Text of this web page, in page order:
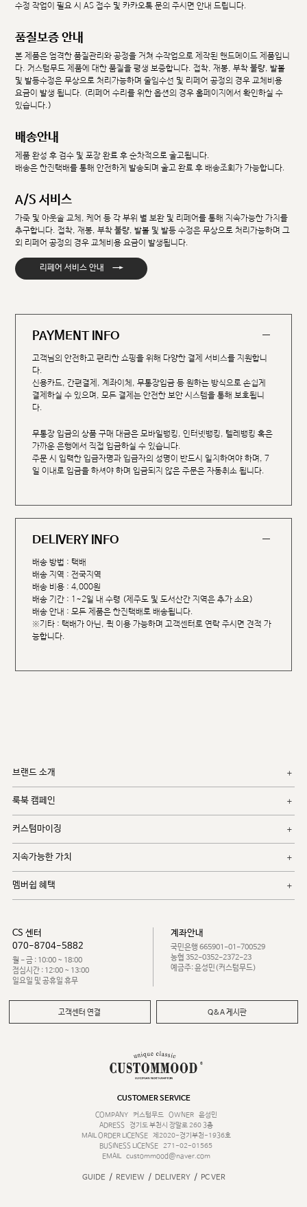
수정 작업이 필요 시 AS 접수 및 카카오톡 문의 주시면 안내 드립니다.
품질보증 안내
본 제품은 엄격한 품질관리와 공정을 거쳐 수작업으로 제작된 핸드메이드 제품입니
다. 커스텀무드 제품에 대한 품질을 평생 보증합니다. 접착, 재봉, 부착 불량, 발볼
및 발등수정은 무상으로 처리가능하며 줄임수선 및 리페어 공정의 경우 교체비용
요금이 발생 됩니다. (리페어 수리를 위한 옵션의 경우 홈페이지에서 확인하실 수
있습니다.)
배송안내
제품 완성 후 검수 및 포장 완료 후 순차적으로 출고됩니다.
배송은 한진택배를 통해 안전하게 발송되며 출고 완료 후 배송조회가 가능합니다.
A/S 서비스
가죽 및 아웃솔 교체, 케어 등 각 부위 별 보완 및 리페어를 통해 지속가능한 가치를
추구합니다. 접착, 재봉, 부착 불량, 발볼 및 발등 수정은 무상으로 처리가능하며 그
외 리페어 공정의 경우 교체비용 요금이 발생됩니다.
리페어 서비스 안내 →
PAYMENT INFO
고객님의 안전하고 편리한 쇼핑을 위해 다양한 결제 서비스를 지원합니
다.
신용카드, 간편결제, 계좌이체, 무통장입금 등 원하는 방식으로 손쉽게
결제하실 수 있으며, 모든 결제는 안전한 보안 시스템을 통해 보호됩니
다.
무통장 입금의 상품 구매 대금은 모바일뱅킹, 인터넷뱅킹, 텔레뱅킹 혹은
가까운 은행에서 직접 입금하실 수 있습니다.
주문 시 입력한 입금자명과 입금자의 성명이 반드시 일치하여야 하며, 7
일 이내로 입금을 하셔야 하며 입금되지 않은 주문은 자동취소 됩니다.
DELIVERY INFO
배송 방법 : 택배
배송 지역 : 전국지역
배송 비용 : 4,000원
배송 기간 : 1~2일 내 수령 (제주도 및 도서산간 지역은 추가 소요)
배송 안내 : 모든 제품은 한진택배로 배송됩니다.
※기타 : 택배가 아닌, 퀵 이용 가능하며 고객센터로 연락 주시면 견적 가
능합니다.
브랜드 소개
룩북 캠페인
커스텀마이징
지속가능한 가치
멤버쉽 혜택
CS 센터
070-8704-5882
월 - 금 : 10:00 ~ 18:00
점심시간 : 12:00 ~ 13:00
일요일 및 공휴일 휴무
계좌안내
국민은행 665901-01-700529
농협 352-0352-2372-23
예금주: 윤성민(커스텀무드)
고객센터 연결 Q&A 게시판
CUSTOMER SERVICE
COMPANY
커스텀무드 OWNER
윤성민
ADRESS
경기도 부천시 장말로 260 3층
MAIL ORDER LICENSE
제2020-경기부천-1936호
BUSINESS LICENSE 271-02-01565
EMAIL
custommood@naver.com
GUIDE / REVIEW / DELIVERY / PC VER